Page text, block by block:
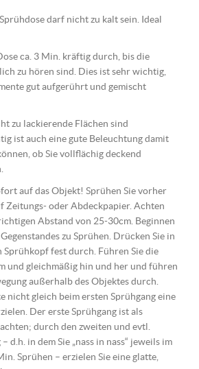
darf nicht zu kalt sein. Ideal
ca. 3 Min. kräftig durch, bis die
zu hören sind. Dies ist sehr wichtig,
gut aufgerührt und gemischt
zu lackierende Flächen sind
ist auch eine gute Beleuchtung damit
ob Sie vollflächig deckend
auf das Objekt! Sprühen Sie vorher
Zeitungs- oder Abdeckpapier. Achten
Abstand von 25-30cm. Beginnen
zu Sprühen. Drücken Sie in
Sprühkopf fest durch. Führen Sie die
und gleichmäßig hin und her und führen
außerhalb des Objektes durch.
nicht gleich beim ersten Sprühgang eine
Der erste Sprühgang ist als
durch den zweiten und evtl.
d.h. in dem Sie „nass in nass“ jeweils im
Sprühen – erzielen Sie eine glatte,